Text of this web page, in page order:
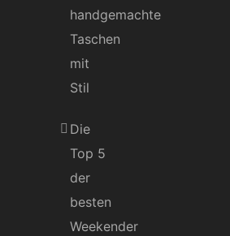
handgemachte
Taschen
mit
Stil
Die
Top 5
der
besten
Weekender